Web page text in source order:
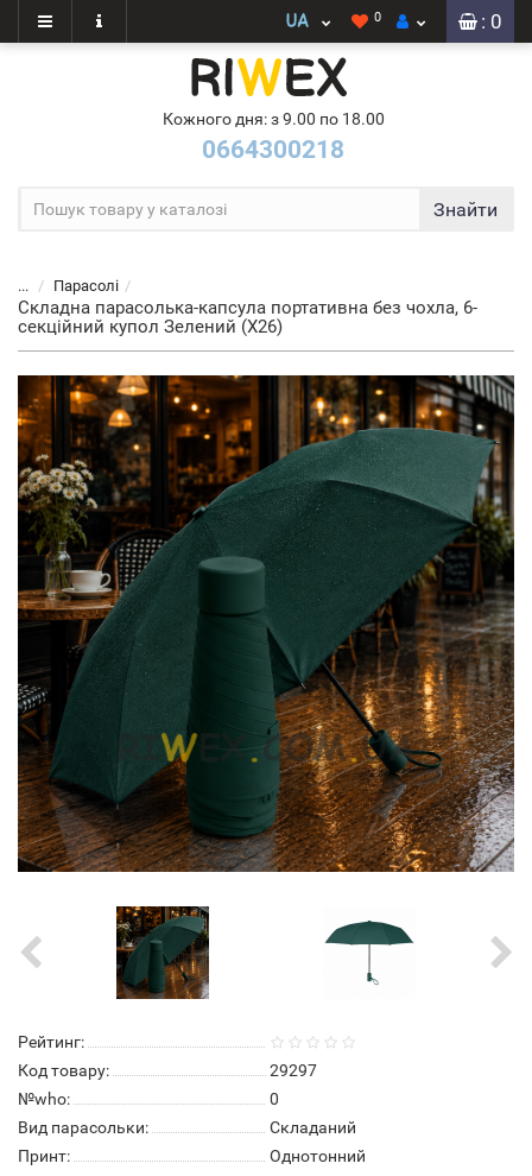
: 0
0
Кожного дня: з 9.00 по 18.00
0664300218
Знайти
... Парасолі
Складна парасолька-капсула портативна без чохла, 6-
секційний купол Зелений (X26)
Рейтинг:
Код товару:
29297
№who:
0
Вид парасольки:
Складаний
Принт:
Однотонний